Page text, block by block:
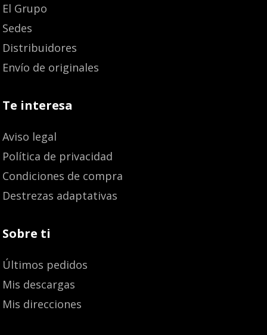
El Grupo
Sedes
Distribuidores
Envío de originales
Te interesa
Aviso legal
Política de privacidad
Condiciones de compra
Destrezas adaptativas
Sobre ti
Últimos pedidos
Mis descargas
Mis direcciones